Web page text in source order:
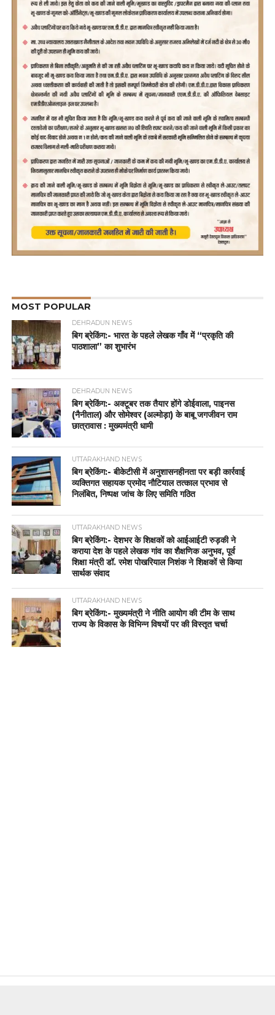
MOST POPULAR
DEHRADUN NEWS
बिग ब्रेकिंग:- भारत के पहले लेखक गाँव में “प्रकृति की
पाठशाला” का शुभारंभ
DEHRADUN NEWS
बिग ब्रेकिंग:- अक्टूबर तक तैयार होंगे डोईवाला, पाइनस
(नैनीताल) और सोमेश्वर (अल्मोड़ा) के बाबू जगजीवन राम
छात्रावास : मुख्यमंत्री धामी
UTTARAKHAND NEWS
बिग ब्रेकिंग:- बीकेटीसी में अनुशासनहीनता पर बड़ी कार्रवाई
व्यक्तिगत सहायक प्रमोद नौटियाल तत्काल प्रभाव से
निलंबित, निष्पक्ष जांच के लिए समिति गठित
UTTARAKHAND NEWS
बिग ब्रेकिंग:- देशभर के शिक्षकों को आईआईटी रुड़की ने
कराया देश के पहले लेखक गांव का शैक्षणिक अनुभव, पूर्व
शिक्षा मंत्री डॉ. रमेश पोखरियाल निशंक ने शिक्षकों से किया
सार्थक संवाद
UTTARAKHAND NEWS
बिग ब्रेकिंग:- मुख्यमंत्री ने नीति आयोग की टीम के साथ
राज्य के विकास के विभिन्न विषयों पर की विस्तृत चर्चा